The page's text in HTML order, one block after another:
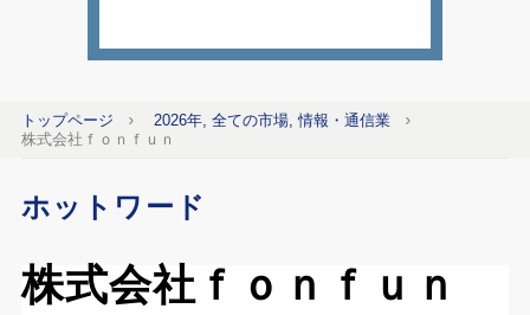
トップページ
2026年, 全ての市場, 情報・通信業
株式会社ｆｏｎｆｕｎ
ホットワード
株式会社ｆｏｎｆｕｎ